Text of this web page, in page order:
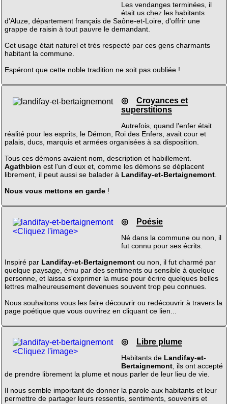
Les vendanges terminées, il
était us chez les habitants
d'Aluze, département français de Saône-et-Loire, d'offrir une
grappe de raisin à tout pauvre le demandant.
Cet usage était naturel et très respecté par ces gens charmants
habitant la commune.
Espéront que cette noble tradition ne soit pas oubliée !
◎ Croyances et
superstitions
Autrefois, quand l'enfer était
réalité pour les esprits, le Démon, Roi des Enfers, avait cour et
palais, ducs, marquis et armées organisées à sa disposition.
Tous ces démons avaient nom, description et habillement.
Agathbion est l'un d'eux et, comme les démons se déplacent
librement, il peut aussi se balader à Landifay-et-Bertaignemont.
Nous vous mettons en garde!
<Cliquez l'image>
◎ Poésie
Né dans la commune ou non, il
fut connu pour ses écrits.
Inspiré par Landifay-et-Bertaignemontou non, il fut charmé par
quelque paysage, ému par des sentiments ou sensible à quelque
personne, et laissa s'exprimer la muse pour écrire quelques belles
lettres malheureusement devenues souvent trop peu connues.
Nous souhaitons vous les faire découvrir ou redécouvrir à travers la
page poétique que vous ouvrirez en cliquant ce lien...
<Cliquez l'image>
◎ Libre plume
Habitants de Landifay-et-
Bertaignemont, ils ont accepté
de prendre librement la plume et nous parler de leur lieu de vie.
Il nous semble important de donner la parole aux habitants et leur
permettre de partager leurs ressentis, sentiments, souvenirs et